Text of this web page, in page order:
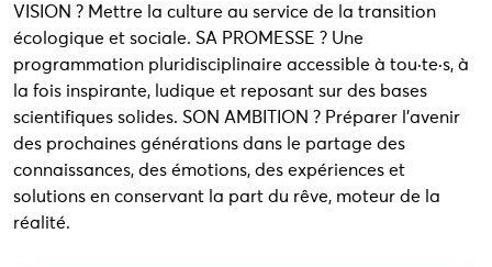
VISION ? Mettre la culture au service de la transition
écologique et sociale. SA PROMESSE ? Une
programmation pluridisciplinaire accessible à tou·te·s, à
la fois inspirante, ludique et reposant sur des bases
scientifiques solides. SON AMBITION ? Préparer l’avenir
des prochaines générations dans le partage des
connaissances, des émotions, des expériences et
solutions en conservant la part du rêve, moteur de la
réalité.